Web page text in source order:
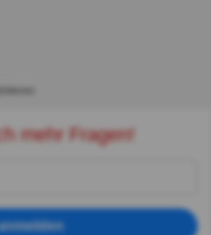
mehr Fragen!